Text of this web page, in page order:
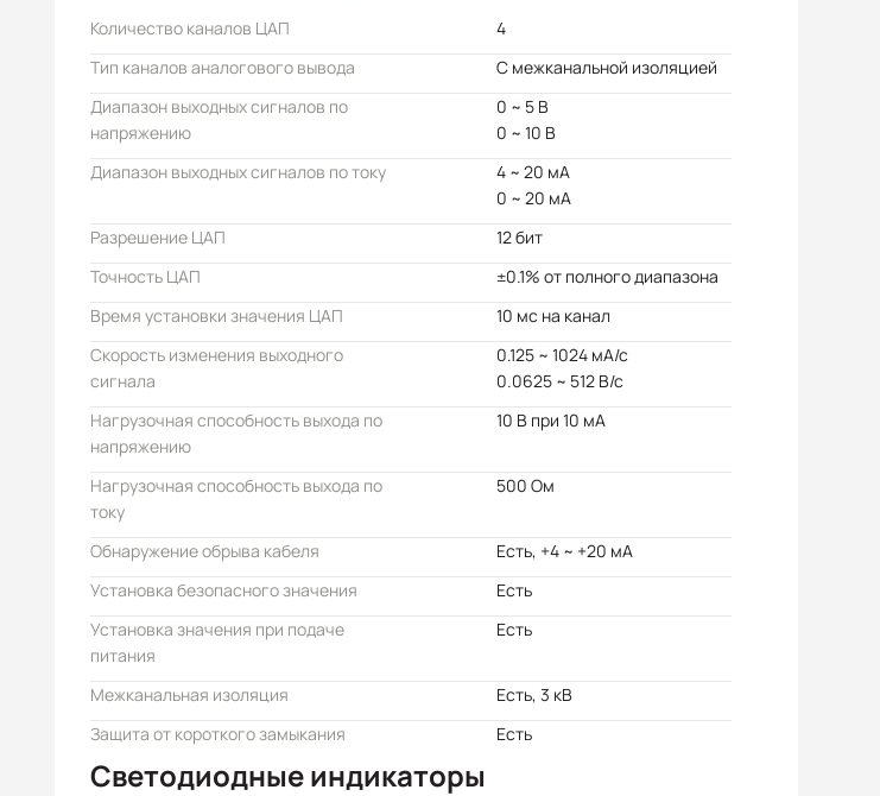
Количество каналов ЦАП
4
Тип каналов аналогового вывода
С межканальной изоляцией
Диапазон выходных сигналов по
напряжению
0 ~ 5 В
0 ~ 10 В
Диапазон выходных сигналов по току
4 ~ 20 мА
0 ~ 20 мА
Разрешение ЦАП
12 бит
Точность ЦАП
±0.1% от полного диапазона
Время установки значения ЦАП
10 мс на канал
Скорость изменения выходного
сигнала
0.125 ~ 1024 мА/с
0.0625 ~ 512 В/с
Нагрузочная способность выхода по
напряжению
10 В при 10 мА
Нагрузочная способность выхода по
току
500 Ом
Обнаружение обрыва кабеля
Есть, +4 ~ +20 мА
Установка безопасного значения
Есть
Установка значения при подаче
питания
Есть
Межканальная изоляция
Есть, 3 кВ
Защита от короткого замыкания
Есть
Светодиодные индикаторы